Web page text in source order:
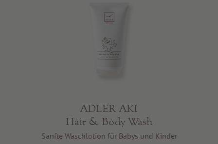
ADLER AKI
Hair & Body Wash
Sanfte Waschlotion für Babys und Kinder